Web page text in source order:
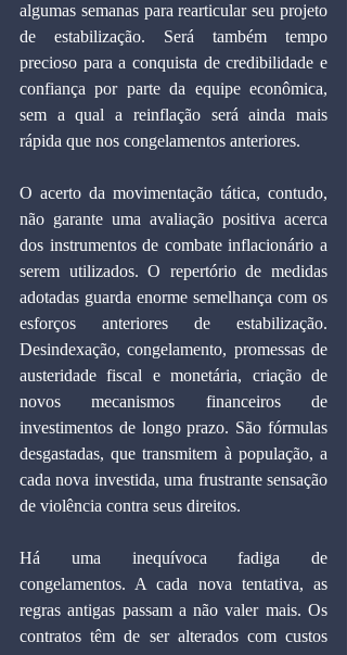
algumas semanas para rearticular seu projeto
de estabilização. Será também tempo
precioso para a conquista de credibilidade e
confiança por parte da equipe econômica,
sem a qual a reinflação será ainda mais
rápida que nos congelamentos anteriores.
O acerto da movimentação tática, contudo,
não garante uma avaliação positiva acerca
dos instrumentos de combate inflacionário a
serem utilizados. O repertório de medidas
adotadas guarda enorme semelhança com os
esforços anteriores de estabilização.
Desindexação, congelamento, promessas de
austeridade fiscal e monetária, criação de
novos mecanismos financeiros de
investimentos de longo prazo. São fórmulas
desgastadas, que transmitem à população, a
cada nova investida, uma frustrante sensação
de violência contra seus direitos.
Há uma inequívoca fadiga de
congelamentos. A cada nova tentativa, as
regras antigas passam a não valer mais. Os
contratos têm de ser alterados com custos